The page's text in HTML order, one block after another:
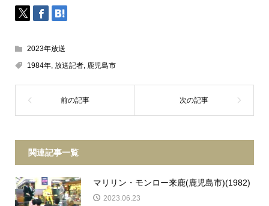
2023年放送
1984年, 放送記者, 鹿児島市
関連記事一覧
マリリン・モンロー来鹿(鹿児島市)(1982)
2023.06.23